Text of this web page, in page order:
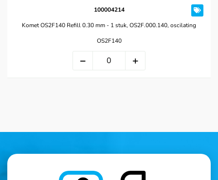
100004214
Komet OS2F140 Refill 0.30 mm - 1 stuk, OS2F.000.140, oscilating
OS2F140